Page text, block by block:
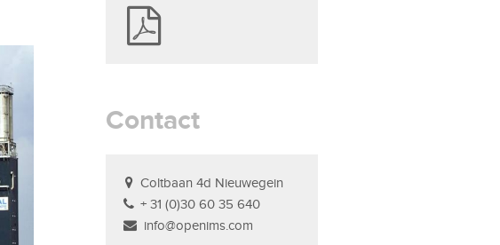
Contact
Coltbaan 4d Nieuwegein
+ 31 (0)30 60 35 640
info@openims.com